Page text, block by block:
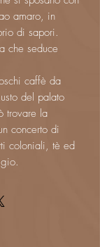
amaro, in
di sapori.
che seduce
caffè da
del palato
trovare la
concerto di
coloniali, tè ed